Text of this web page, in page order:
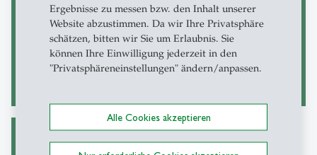
Ergebnisse zu messen bzw. den Inhalt unserer
Website abzustimmen. Da wir Ihre Privatsphäre
schätzen, bitten wir Sie um Erlaubnis. Sie
können Ihre Einwilligung jederzeit in den
"Privatsphäreneinstellungen" ändern/anpassen.
Alle Cookies akzeptieren
Global Center for
Entrepreneurship &
Innovation (GCEI)
Institut für
Technologiemanagement